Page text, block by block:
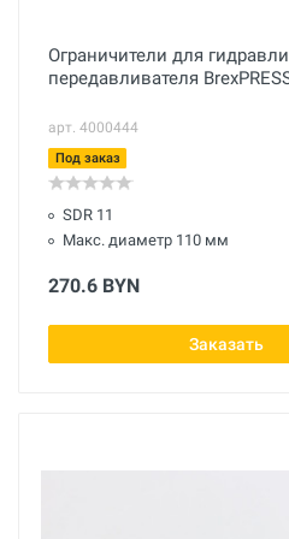
Ограничители для
передавливателя
арт. 4000444
Под заказ
SDR 11
Макс. диаметр 110 мм
270.6 BYN
Заказать